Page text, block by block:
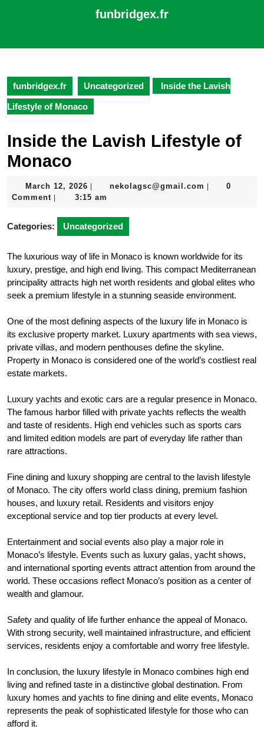
funbridgex.fr
Button
funbridgex.fr Uncategorized Inside the Lavish
Lifestyle of Monaco
Inside the Lavish Lifestyle of
Monaco
March 12, 2026 March
12,
nekolagsc@gmail.com
0
Comment
3:15 am
Categories: Uncategorized
The luxurious way of life in Monaco is known worldwide for its
luxury, prestige, and high end living. This compact Mediterranean
principality attracts high net worth residents and global elites who
seek a premium lifestyle in a stunning seaside environment.
One of the most defining aspects of the luxury life in Monaco is
its exclusive property market. Luxury apartments with sea views,
private villas, and modern penthouses define the skyline.
Property in Monaco is considered one of the world’s costliest real
estate markets.
Luxury yachts and exotic cars are a regular presence in Monaco.
The famous harbor filled with private yachts reflects the wealth
and taste of residents. High end vehicles such as sports cars
and limited edition models are part of everyday life rather than
rare attractions.
Fine dining and luxury shopping are central to the lavish lifestyle
of Monaco. The city offers world class dining, premium fashion
houses, and luxury retail. Residents and visitors enjoy
exceptional service and top tier products at every level.
Entertainment and social events also play a major role in
Monaco’s lifestyle. Events such as luxury galas, yacht shows,
and international sporting events attract attention from around the
world. These occasions reflect Monaco’s position as a center of
wealth and glamour.
Safety and quality of life further enhance the appeal of Monaco.
With strong security, well maintained infrastructure, and efficient
services, residents enjoy a comfortable and worry free lifestyle.
In conclusion, the luxury lifestyle in Monaco combines high end
living and refined taste in a distinctive global destination. From
luxury homes and yachts to fine dining and elite events, Monaco
represents the peak of sophisticated lifestyle for those who can
afford it.